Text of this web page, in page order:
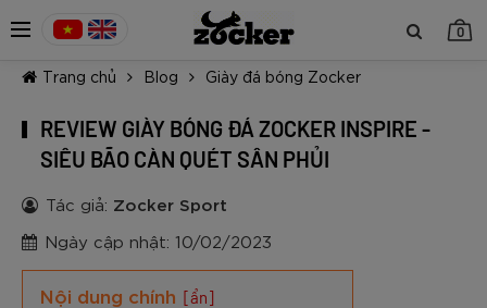
0
Trang chủ Blog Giày đá bóng Zocker
REVIEW GIÀY BÓNG ĐÁ ZOCKER INSPIRE -
SIÊU BÃO CÀN QUÉT SÂN PHỦI
Tác giả: Zocker Sport
Ngày cập nhật: 10/02/2023
Nội dung chính [ẩn]